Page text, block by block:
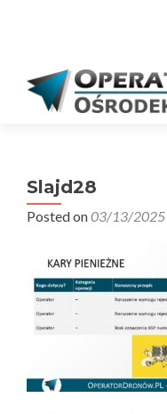
Slajd28
Posted on03/13/2025